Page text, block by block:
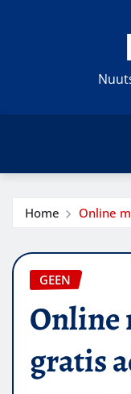
Home Online
GEEN
Online
gratis